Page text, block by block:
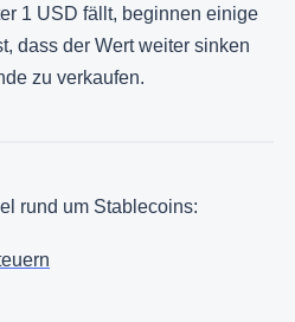
1 USD fällt, beginnen einige
dass der Wert weiter sinken
zu verkaufen.
rund um Stablecoins: